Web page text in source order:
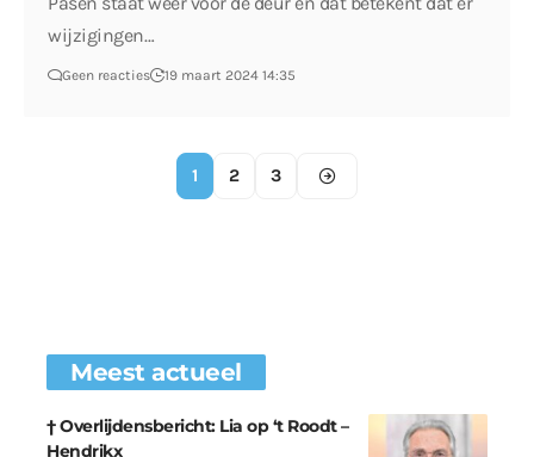
wijzigingen…
Geen reacties 19 maart 2024 14:35
1 2 3
Meest actueel
† Overlijdensbericht: Lia op ‘t Roodt –
Hendrikx